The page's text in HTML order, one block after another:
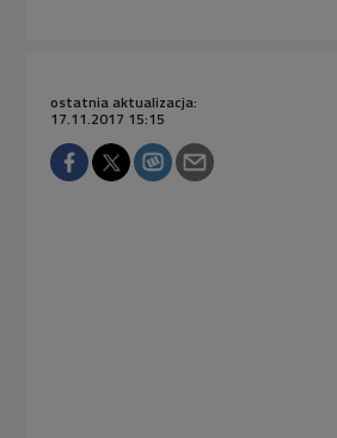
ostatnia aktualizacja:
17.11.2017 15:15